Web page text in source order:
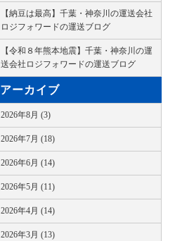
【納豆は最高】千葉・神奈川の運送会社
ロジフォワードの運送ブログ
【令和８年熊本地震】千葉・神奈川の運
送会社ロジフォワードの運送ブログ
アーカイブ
2026年8月 (3)
2026年7月 (18)
2026年6月 (14)
2026年5月 (11)
2026年4月 (14)
2026年3月 (13)